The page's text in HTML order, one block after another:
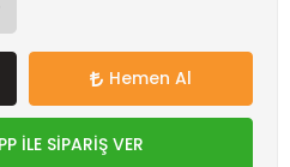
Hemen Al
İLE SİPARİŞ VER